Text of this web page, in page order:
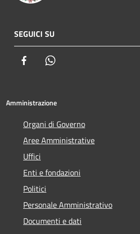
SEGUICI SU
Facebook
Amministrazione
Organi di Governo
Aree Amministrative
Uffici
Enti e fondazioni
Politici
Personale Amministrativo
Documenti e dati